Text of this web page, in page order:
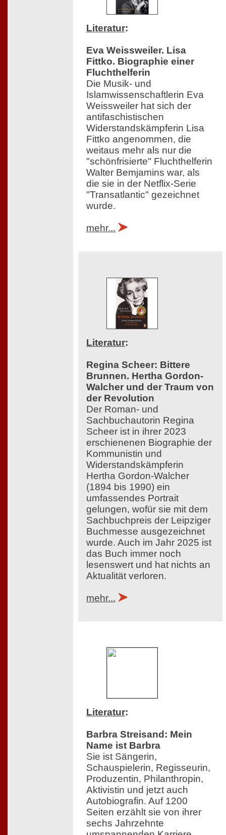
Literatur:
Eva Weissweiler. Lisa
Fittko. Biographie einer
Fluchthelferin
Die Musik- und
Islamwissenschaftlerin Eva
Weissweiler hat sich der
antifaschistischen
Widerstandskämpferin Lisa
Fittko angenommen, die
weitaus mehr als nur die
"schönfrisierte" Fluchthelferin
Walter Bemjamins war, als
die sie in der Netflix-Serie
"Transatlantic" gezeichnet
wurde.
mehr...
Literatur:
Regina Scheer: Bittere
Brunnen. Hertha Gordon-
Walcher und der Traum von
der Revolution
Der Roman- und
Sachbuchautorin Regina
Scheer ist in ihrer 2023
erschienenen Biographie der
Kommunistin und
Widerstandskämpferin
Hertha Gordon-Walcher
(1894 bis 1990) ein
umfassendes Portrait
gelungen, wofür sie mit dem
Sachbuchpreis der Leipziger
Buchmesse ausgezeichnet
wurde. Auch im Jahr 2025 ist
das Buch immer noch
lesenswert und hat nichts an
Aktualität verloren.
mehr...
Literatur:
Barbra Streisand: Mein
Name ist Barbra
Sie ist Sängerin,
Schauspielerin, Regisseurin,
Produzentin, Philanthropin,
Aktivistin und jetzt auch
Autobiografin. Auf 1200
Seiten erzählt sie von ihrer
sechs Jahrzehnte